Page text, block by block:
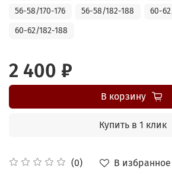
(0)
В избранное
56-58/170-176
56-58/182-188
60-
60-62/182-188
2 400 ₽
В корзину
Купить в 1 клик